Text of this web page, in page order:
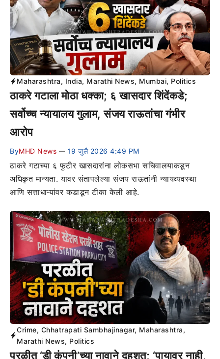
Maharashtra, India, Marathi News, Mumbai, Politics
ठाकरे गटाला मोठा धक्का; ६ खासदार शिंदेंकडे;
सर्वोच्च न्यायालय गुलाम, संजय राऊतांचा गंभीर
आरोप
ByMHD News — 19 जुलै 2026 4:49 PM
ठाकरे गटाच्या ६ फुटीर खासदारांना लोकसभा सचिवालयाकडून
अधिकृत मान्यता. यावर संतापलेल्या संजय राऊतांनी न्यायव्यवस्था
आणि सत्ताधाऱ्यांवर कडाडून टीका केली आहे.
Crime, Chhatrapati Sambhajinagar, Maharashtra,
Marathi News, Politics
परळीत ‘डी कंपनी’च्या नावाने दहशत; ‘पायावर नाही,